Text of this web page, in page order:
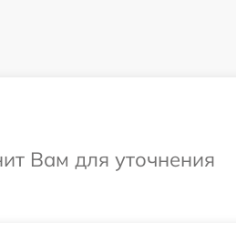
Вам для уточнения